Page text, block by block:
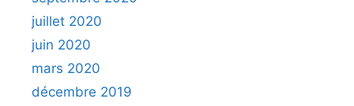
juillet 2020
juin 2020
mars 2020
décembre 2019